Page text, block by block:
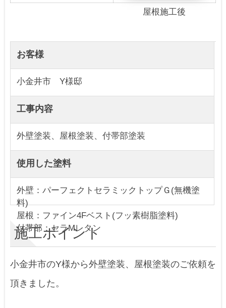
屋根施工後
お客様
小金井市 Y様邸
工事内容
外壁塗装、屋根塗装、付帯部塗装
使用した塗料
外壁：パーフェクトセラミックトップＧ(無機塗
料)
屋根：ファイン4Fベスト(フッ素樹脂塗料)
付帯部：セラMレタン
施工ポイント
小金井市のY様から外壁塗装、屋根塗装のご依頼を
頂きました。